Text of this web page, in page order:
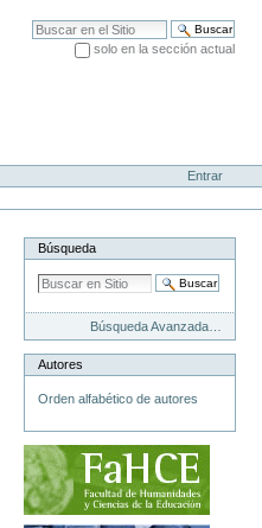
Buscar
solo en la sección actual
Entrar
Búsqueda
Búsqueda Avanzada…
Autores
Orden alfabético de autores